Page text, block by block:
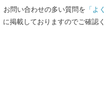
客様からいただいた個人情報は、
お問い合わせの多い質問を 「よく
に掲載しておりますのでご確認く